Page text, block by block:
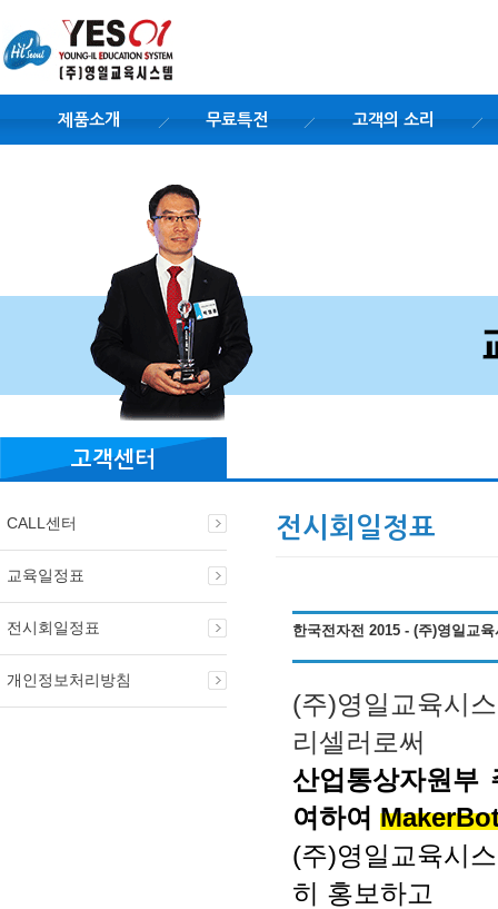
제품소개 무료특전 고객의 소리
고객센터
CALL센터
교육일정표
전시회일정표
개인정보처리방침
전시회일정표
한국전자전 2015 - (주)영일교
(주)영일교육시
리셀러로써
산업통상자원
여하여
(주)영일교육시
히 홍보하고